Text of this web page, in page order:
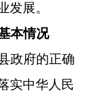
发展。
本情况
政府的正确
实中华人民